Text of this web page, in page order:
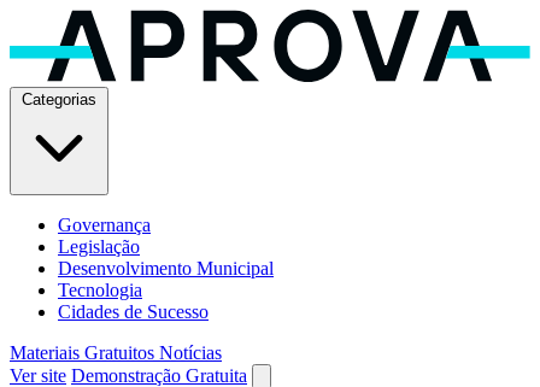
Governança
Legislação
Desenvolvimento Municipal
Tecnologia
Cidades de Sucesso
Materiais Gratuitos Notícias
Ver site Demonstração Gratuita